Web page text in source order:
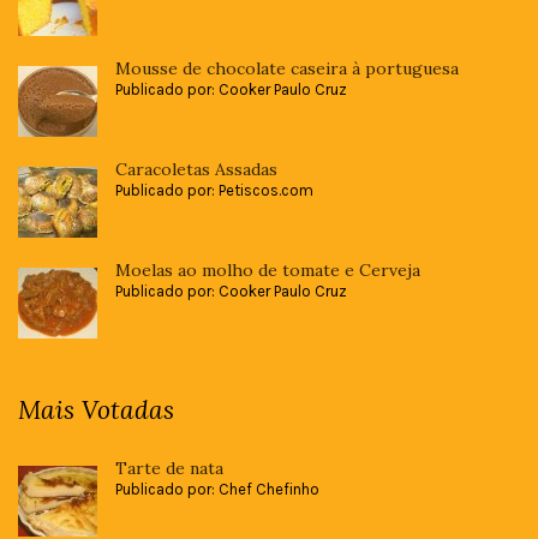
Mousse de chocolate caseira à portuguesa
Publicado por: Cooker Paulo Cruz
Caracoletas Assadas
Publicado por: Petiscos.com
Moelas ao molho de tomate e Cerveja
Publicado por: Cooker Paulo Cruz
Mais Votadas
Tarte de nata
Publicado por: Chef Chefinho